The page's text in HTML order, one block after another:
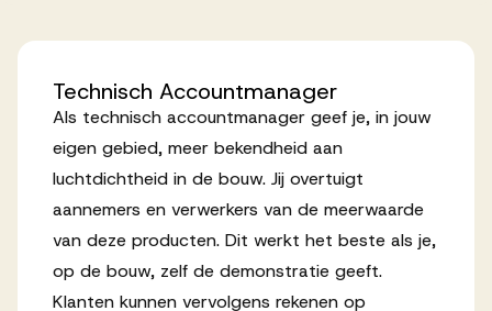
Aanmelden
Werken bij AV
Inspiratie
Technisch Accountmanager
Als technisch accountmanager geef je, in jouw
eigen gebied, meer bekendheid aan
luchtdichtheid in de bouw. Jij overtuigt
aannemers en verwerkers van de meerwaarde
van deze producten. Dit werkt het beste als je,
op de bouw, zelf de demonstratie geeft.
Klanten kunnen vervolgens rekenen op